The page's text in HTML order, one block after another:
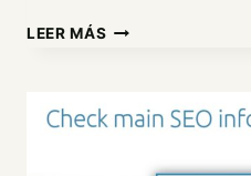
LEER MÁS GUÍA
SEO